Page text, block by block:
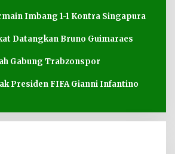
Imbang 1-1 Kontra Singapura
Datangkan Bruno Guimaraes
Gabung Trabzonspor
Presiden FIFA Gianni Infantino